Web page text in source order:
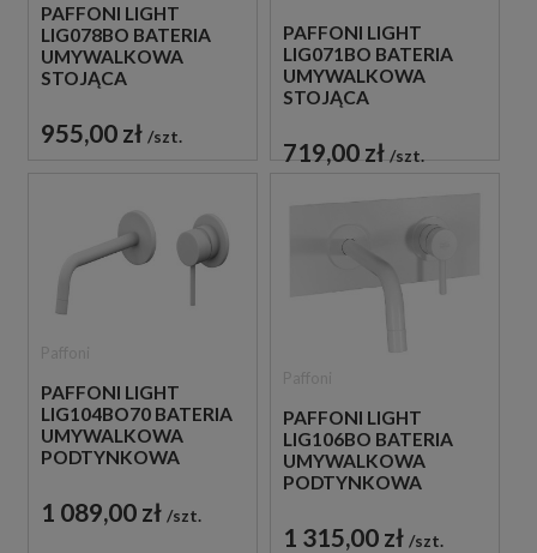
PAFFONI LIGHT
LIG078BO BATERIA
UMYWALKOWA
STOJĄCA
BIAŁA
955,00 zł szt.
PAFFONI LIGHT
LIG071BO BATERIA
UMYWALKOWA
STOJĄCA
BIAŁA
719,00 zł szt.
PAFFONI LIGHT
LIG104BO70 BATERIA
UMYWALKOWA
PODTYNKOWA
BIAŁA
1 089,00 zł szt.
PAFFONI LIGHT
LIG106BO BATERIA
UMYWALKOWA
PODTYNKOWA
BIAŁA
1 315,00 zł szt.